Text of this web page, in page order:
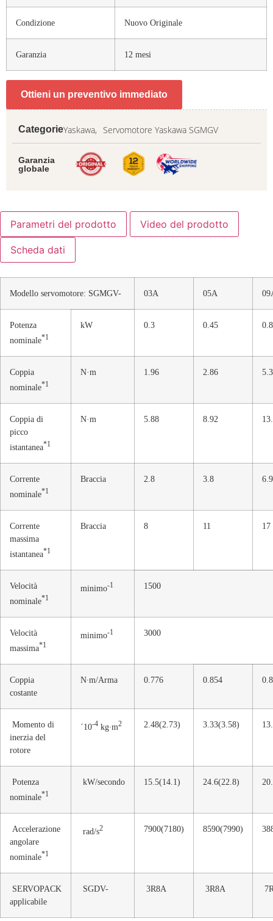
Condizione Nuovo Originale
Garanzia 12 mesi
Ottieni un preventivo immediato
CategorieYaskawa, Servomotore Yaskawa SGMGV
Garanzia
globale
Parametri del prodotto Video del prodotto
Scheda dati
Modello servomotore: SGMGV- 03A 05A
Potenza
nominale*1
kW 0.3 0.45
Coppia
nominale*1
N·m 1.96 2.86
Coppia di
picco
istantanea*1
N·m 5.88 8.92
Corrente
nominale*1
Braccia 2.8 3.8 6.9
Corrente
massima
istantanea*1
Braccia 8 11 17
Velocità
nominale*1
minimo-1 1500
Velocità
massima*1
minimo-1 3000
Coppia
costante
N∙m/Arma 0.776 0.854
Momento di
inerzia del
rotore
´10-4 kg∙m2 2.48(2.73) 3.33(3.58)
Potenza
nominale*1
kW/secondo 15.5(14.1) 24.6(22.8)
Accelerazione
angolare
nominale*1
rad/s2 7900(7180) 8590(7990)
SERVOPACK
applicabile
SGDV- 3R8A 3R8A